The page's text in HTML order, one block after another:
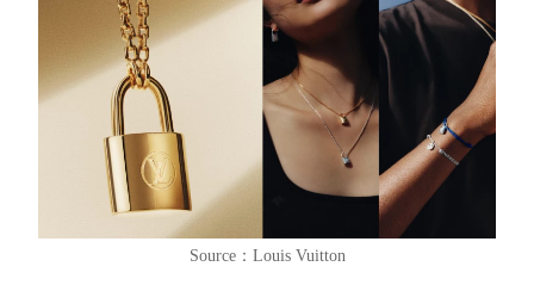
Source：Louis Vuitton